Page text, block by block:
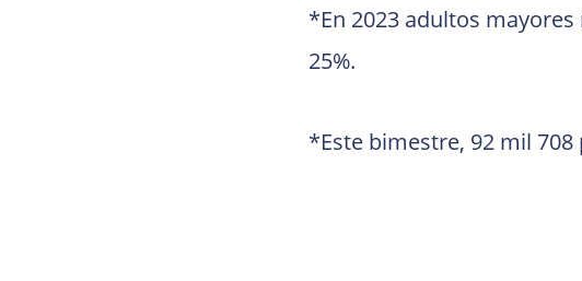
*En 2023 adultos
25%.
*Este bimestre, 92 mil